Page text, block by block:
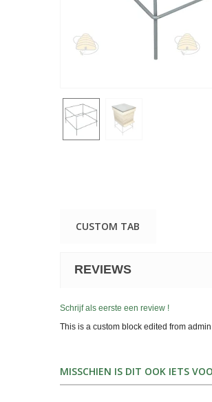
CUSTOM TAB
REVIEWS
Schrijf als eerste een review !
This is a custom block edited from
MISSCHIEN IS DIT OOK IETS